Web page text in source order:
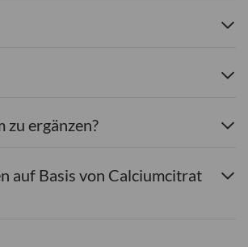
ergänzen?
auf Basis von Calciumcitrat